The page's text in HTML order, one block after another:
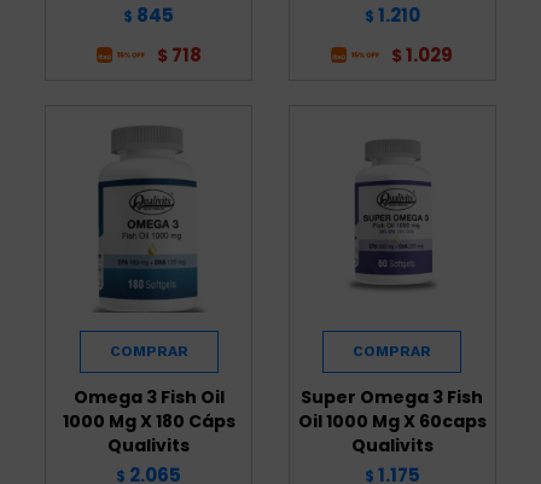
$ 845
$ 718
$ 1.210
$ 1.029
Omega 3 Fish Oil
1000 Mg X 180 Cáps
Qualivits
$ 2.065
Super Omega 3 Fish
Oil 1000 Mg X 60caps
Qualivits
$ 1.175